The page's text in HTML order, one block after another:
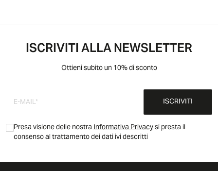
ISCRIVITI ALLA NEWSLETTER
Ottieni subito un 10% di sconto
ISCRIVITI
Presa visione delle nostraInformativa Privacysi presta il
consenso al trattamento dei dati ivi descritti